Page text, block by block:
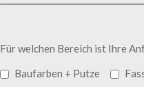
Für welchen Bereich ist Ihre
Baufarben + Putze